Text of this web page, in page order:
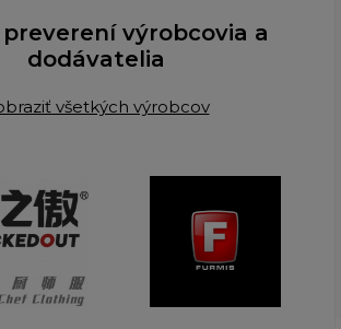
preverení výrobcovia a
dodávatelia
všetkých výrobcov